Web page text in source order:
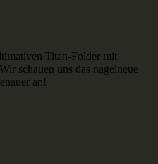
Titan-Folder mit
schauen uns das nagelneue
an!